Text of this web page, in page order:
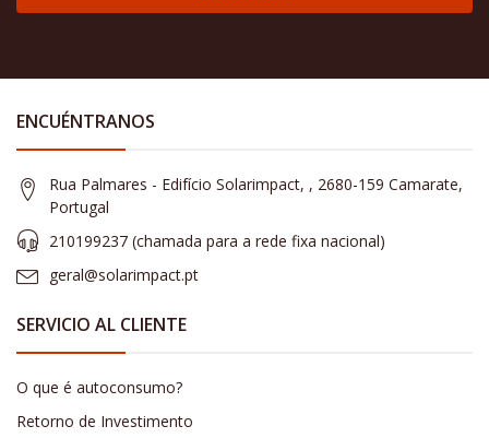
ENCUÉNTRANOS
Rua Palmares - Edifício Solarimpact, , 2680-159 Camarate,
Portugal
210199237 (​chamada para a rede fixa nacional)
geral@solarimpact.pt
SERVICIO AL CLIENTE
O que é autoconsumo?
Retorno de Investimento